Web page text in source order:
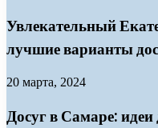
Увлекательный
лучшие варианты
20 марта, 2024
Досуг в Самаре: